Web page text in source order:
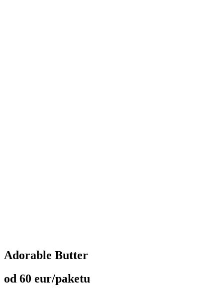
Adorable Butter
od 60 eur/paketu